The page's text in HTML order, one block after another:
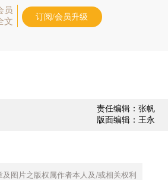
员
文
订阅/会员升级
责任编辑：张帆
版面编辑：王永
图片之版权属作者本人及/或相关权利